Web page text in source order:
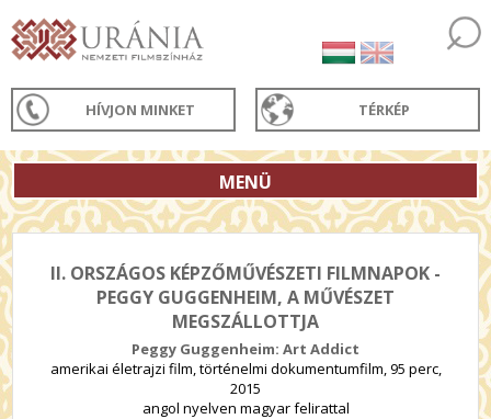
HÍVJON MINKET TÉRKÉP
MENÜ
II. ORSZÁGOS KÉPZŐMŰVÉSZETI FILMNAPOK -
PEGGY GUGGENHEIM, A MŰVÉSZET
MEGSZÁLLOTTJA
Peggy Guggenheim: Art Addict
amerikai életrajzi film, történelmi dokumentumfilm, 95 perc,
2015
angol nyelven magyar felirattal